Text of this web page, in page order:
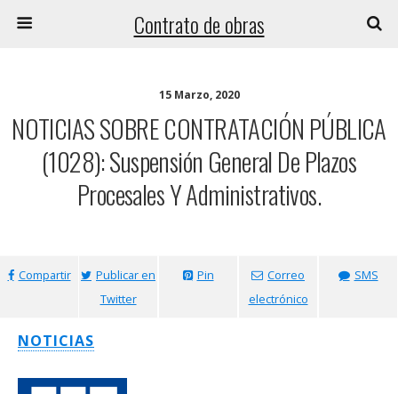
Contrato de obras
15 Marzo, 2020
NOTICIAS SOBRE CONTRATACIÓN PÚBLICA
(1028): Suspensión General De Plazos
Procesales Y Administrativos.
Compartir
Publicar en
Twitter
Pin
Correo
electrónico
SMS
NOTICIAS